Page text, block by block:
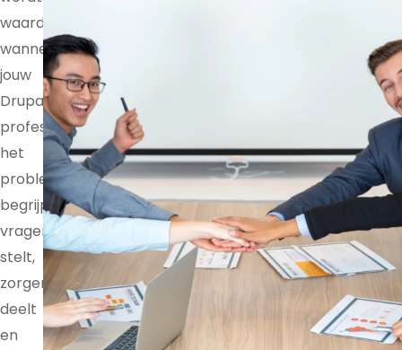
waardevoller
wanneer
jouw
Drupal
professional
het
probleem
begrijpt,
vragen
stelt,
zorgen
deelt
en